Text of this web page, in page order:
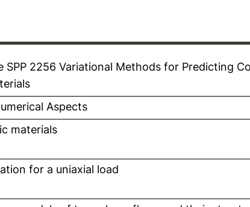
2256 Variational Methods for Predicting
Aspects
materials
for a uniaxial load